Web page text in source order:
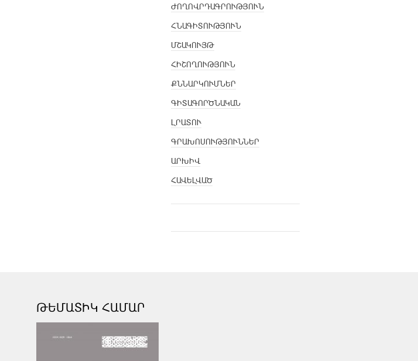
ԺՈՂՈՎՐԴԱԳՐՈՒԹՅՈՒՆ
ՀՆԱԳԻՏՈՒԹՅՈՒՆ
ՄՇԱԿՈՒՅԹ
ՀԻՇՈՂՈՒԹՅՈՒՆ
ՔՆՆԱՐԿՈՒՄՆԵՐ
ԳԻՏԱԳՈՐԾՆԱԿԱՆ
ԼՐԱՏՈՒ
ԳՐԱԽՈՍՈՒԹՅՈՒՆՆԵՐ
ԱՐԽԻՎ
ՀԱՎԵԼՎԱԾ
ԹԵՄԱՏԻԿ ՀԱՄԱՐ